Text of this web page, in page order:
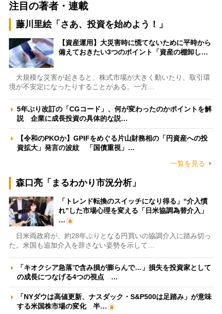
注目の著者・連載
藤川里絵「さあ、投資を始めよう！」
【資産運用】大災害時に慌てないために平時から
備えておきたい3つのポイント「資産の棚卸し…
大規模な災害が起きると、株式市場が大きく動いたり、取引環
境が不安定になったりすることがある。一方…
5年ぶり改訂の「CGコード」、何が変わったのかポイントを解
説 企業に成長投資の具体的な説…
【令和のPKOか】GPIFをめぐる片山財務相の「円資産への投
資拡大」発言の波紋 「国債重視」…
一覧を見る
森口亮「まるわかり市況分析」
「トレンド転換のスイッチになり得る」“介入慣
れ”した市場心理を変える「日米協調為替介入」
…
日米両政府が、約28年ぶりとなる円買いの協調介入に踏み切っ
た。米国も追加介入を辞さない姿勢を示して…
「キオクシア急落で含み損が膨らんで…」損失を投資家として
の成長につなげる4つの視点 …
「NYダウは高値更新、ナスダック・S&P500は足踏み」が意味
する米国株市場の変化 半…